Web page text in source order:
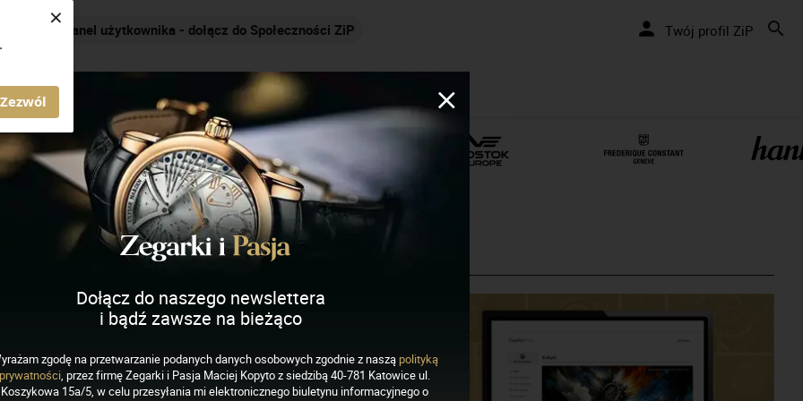
Zezwól
×
ZiP Nakręcamy pozytywnie... cały czas! Twój profil ZiP
ZEGARKI I PASJA
Mercier
inspirowany twórczością
Dołącz do naszego newslettera
i bądź zawsze na bieżąco
zgodę na przetwarzanie podanych danych osobowych zgodnie z naszą polityką
prywatności, przez firmę Zegarki i Pasja Maciej Kopyto z siedzibą 40-781 Katowice ul.
Koszykowa 15a/5, w celu przesyłania mi elektronicznego biuletynu informacyjnego o